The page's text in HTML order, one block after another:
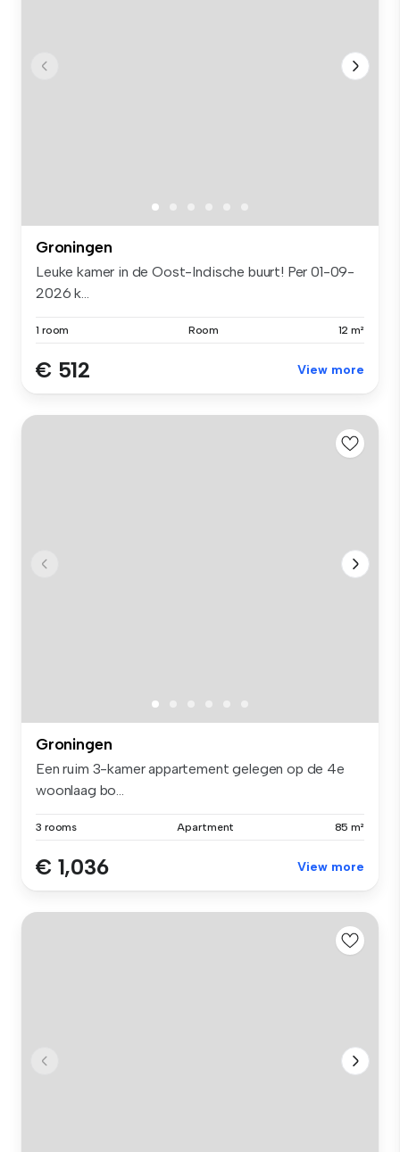
Groningen
Leuke kamer in de Oost-Indische buurt! Per 01-09-
2026 k...
1 room Room 12 m²
€ 512 View more
Groningen
Een ruim 3-kamer appartement gelegen op de 4e
woonlaag bo...
3 rooms Apartment 85 m²
€ 1,036 View more